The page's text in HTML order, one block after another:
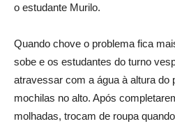
o estudante Murilo.
Quando chove o problema fica
sobe e os estudantes do turno
atravessar com a água à altura do
mochilas no alto. Após
molhadas, trocam de roupa